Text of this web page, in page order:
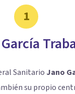
1
Sanitario Jano
su propio